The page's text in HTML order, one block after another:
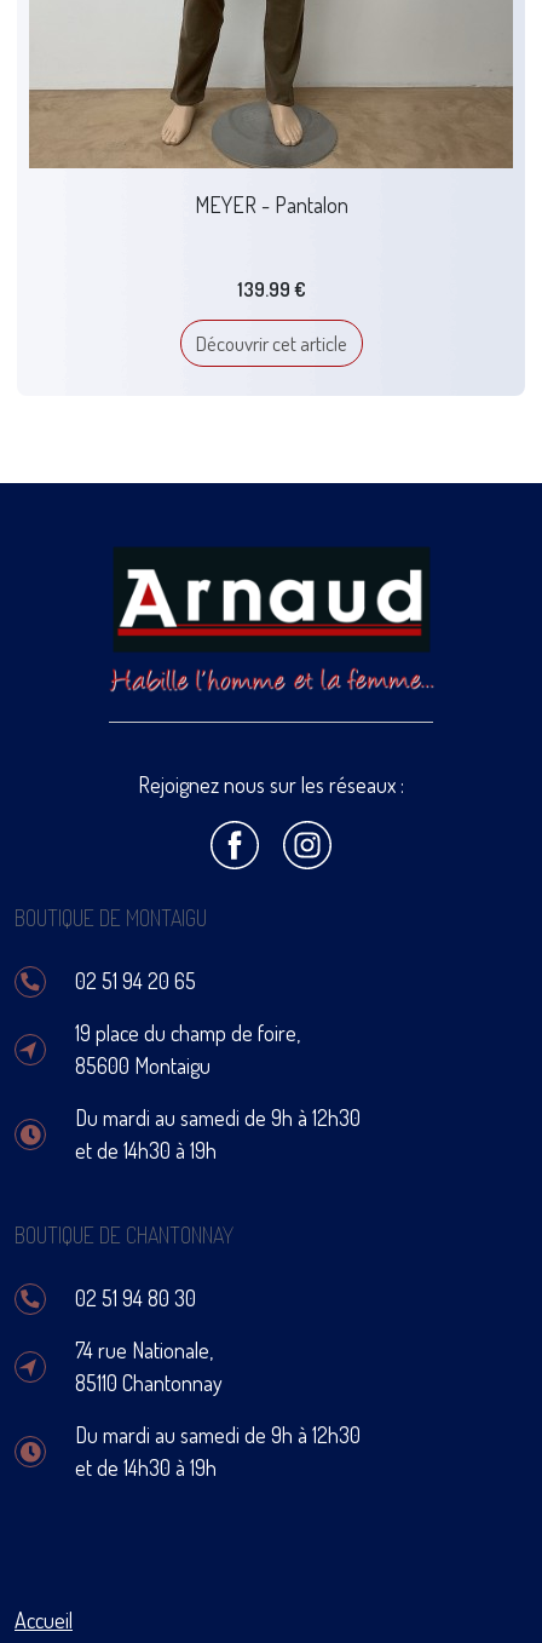
MEYER - Pantalon
139.99 €
Découvrir cet article
Rejoignez nous sur les réseaux :
BOUTIQUE DE MONTAIGU
02 51 94 20 65
19 place du champ de foire,
85600 Montaigu
Du mardi au samedi de 9h à 12h30
et de 14h30 à 19h
BOUTIQUE DE CHANTONNAY
02 51 94 80 30
74 rue Nationale,
85110 Chantonnay
Du mardi au samedi de 9h à 12h30
et de 14h30 à 19h
Accueil